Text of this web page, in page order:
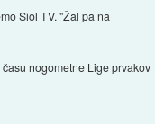
Siol TV. "Žal pa na
nogometne Lige prvakov